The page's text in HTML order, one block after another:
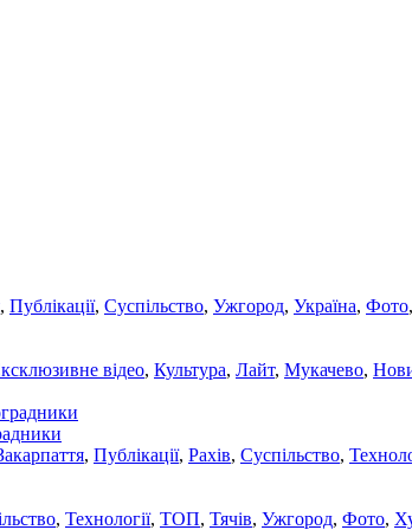
, Публікації, Суспільство, Ужгород, Україна, Фото,
відео, Культура, Лайт, Мукачево,
, Публікації, Рахів, Суспільство,
, Технології, ТОП, Тячів, Ужгород, Фото,